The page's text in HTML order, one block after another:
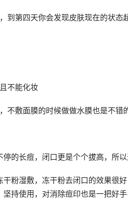
到第四天你会发现皮肤现在的状态
不能化妆
不敷面膜的时候做做水膜也是不错
的长痘，闭口更是个个拔高，所
粉湿敷，冻干粉去闭口的效果很
持使用，对消除痘印也是一把好